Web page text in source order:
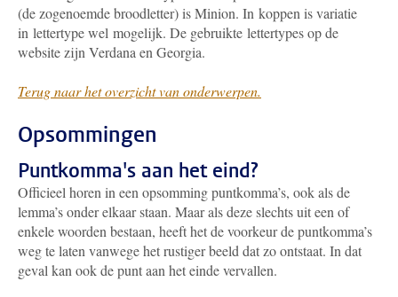
(de zogenoemde broodletter) is Minion. In koppen is variatie
in lettertype wel mogelijk. De gebruikte lettertypes op de
website zijn Verdana en Georgia.
Terug naar het overzicht van onderwerpen.
Opsommingen
Puntkomma's aan het eind?
Officieel horen in een opsomming puntkomma’s, ook als de
lemma’s onder elkaar staan. Maar als deze slechts uit een of
enkele woorden bestaan, heeft het de voorkeur de puntkomma’s
weg te laten vanwege het rustiger beeld dat zo ontstaat. In dat
geval kan ook de punt aan het einde vervallen.